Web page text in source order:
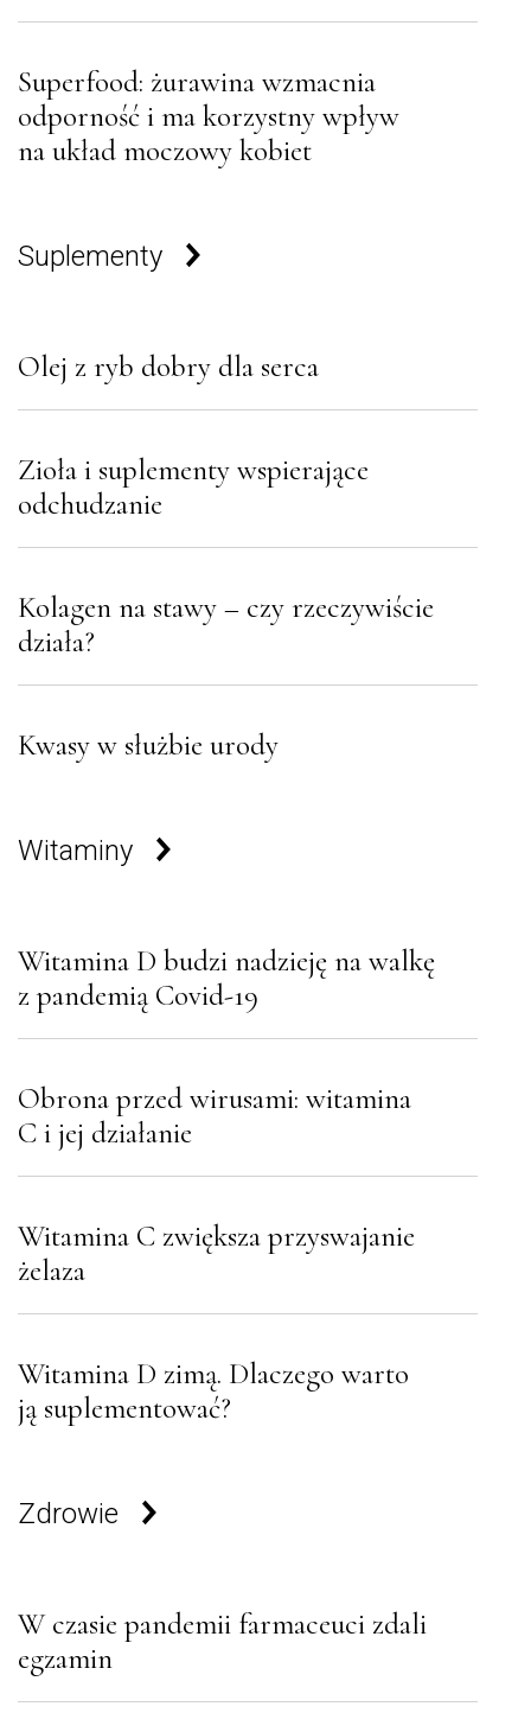
Superfood: żurawina wzmacnia
odporność i ma korzystny wpływ
na układ moczowy kobiet
Suplementy
Olej z ryb dobry dla serca
Zioła i suplementy wspierające
odchudzanie
Kolagen na stawy – czy rzeczywiście
działa?
Kwasy w służbie urody
Witaminy
Witamina D budzi nadzieję na walkę
z pandemią Covid-19
Obrona przed wirusami: witamina
C i jej działanie
Witamina C zwiększa przyswajanie
żelaza
Witamina D zimą. Dlaczego warto
ją suplementować?
Zdrowie
W czasie pandemii farmaceuci zdali
egzamin